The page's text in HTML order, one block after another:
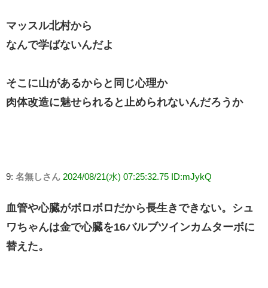
マッスル北村から
なんで学ばないんだよ
そこに山があるからと同じ心理か
肉体改造に魅せられると止められないんだろうか
9: 名無しさん 2024/08/21(水) 07:25:32.75 ID:mJykQ
血管や心臓がボロボロだから長生きできない。シュ
ワちゃんは金で心臓を16バルブツインカムターボに
替えた。